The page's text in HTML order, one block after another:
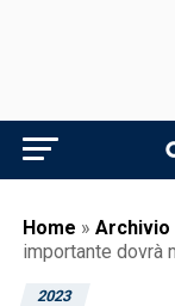
Home » Archivio
importante dovrà
2023